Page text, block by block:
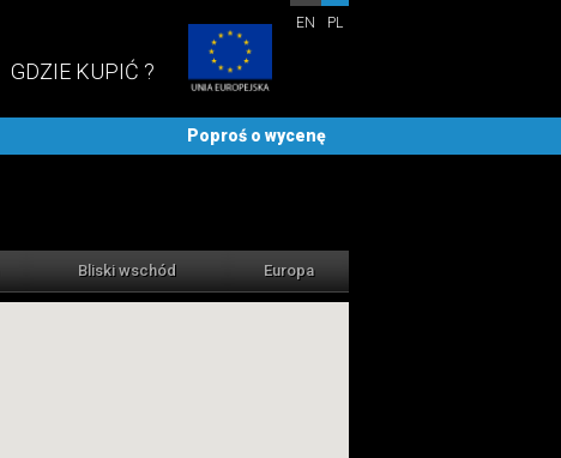
EN PL
GDZIE KUPIĆ ?
Poproś o wycenę
Bliski wschód Europa